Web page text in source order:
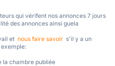
qui vérifent nos annonces 7 jours
des annonces ainsi guela
et nous faire savoir
  s'il y a un
la chambre publiée